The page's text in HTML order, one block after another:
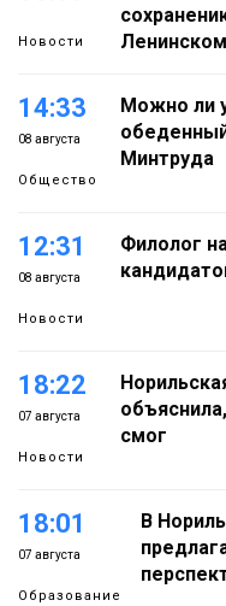
Новости
14:33
08 августа
Общество
Можно ли
Минтруда
12:31
08 августа
Новости
Филолог
18:22
07 августа
Новости
смог
18:01
07 августа
Образование
В